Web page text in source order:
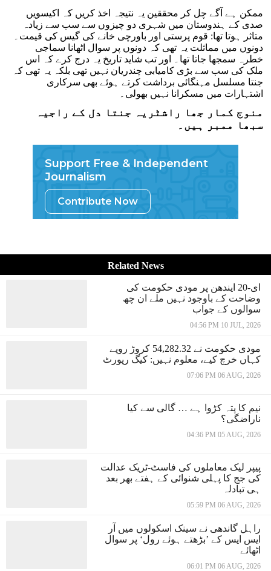
ممکن ہے آگے چل کر محققین یہ نتیجہ اخذ کریں کہ اکیسویں
صدی کے ہندوستان میں شہری دو چیزوں سے سب سے زیادہ
متاثر ہوتا تھا: قوم پرستی اور باورچی خانے کی گیس کی قیمت۔
دونوں میں مماثلت یہ تھی کہ دونوں پر سوال اٹھانا سماجی
خطرہ سمجھا جاتا تھا۔ اور تب شاید تاریخ یہ درج کرے کہ اس
ملک کی سب سے بڑی کامیابی چندریان نہیں تھی بلکہ یہ تھی کہ
جنتا مسلسل مہنگائی برداشت کرتے ہوئے بھی سرکاری
اشتہارات میں مسکرانا نہیں بھولی۔
منوج کمار جھا راشٹریہ جنتا دل کے راجیہ
سبھا ممبر ہیں۔
Support Free & Independent
Journalism
Contribute Now
Related News
ای-20 ایندھن پر مودی حکومت کی
وضاحت کے باوجود نہیں ملے ان چھ
سوالوں کے جواب
04:56 PM 10 JUL, 2026
مودی حکومت نے 54,282.32 کروڑ روپے
کہاں خرچ کیے، معلوم نہیں: کیگ رپورٹ
07:06 PM 06 AUG, 2026
نیم کا پتہ کڑوا ہے … گالی سے کیا
ناراضگی؟
04:36 PM 05 AUG, 2026
پیپر لیک معاملوں کی فاسٹ-ٹریک عدالت
کی جج کا پہلی شنوائی کے ہفتے بھر بعد
ہی تبادلہ
05:59 PM 06 AUG, 2026
راہل گاندھی نے سینک اسکولوں میں آر
ایس ایس کے ’بڑھتے ہوئے رول‘ پر سوال
اٹھائے
06:01 PM 06 AUG, 2026